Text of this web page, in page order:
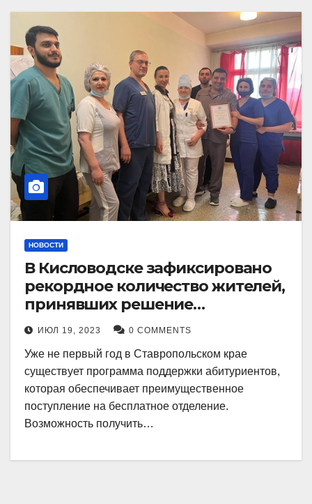
НОВОСТИ
В Кисловодске зафиксировано
рекордное количество жителей,
принявших решение
воспользоваться
установленными мерами, с
целью поступления в
медицинский вуз в районе.
ИЮЛ 19, 2023 0 COMMENTS
Уже не первый год в Ставропольском крае
существует программа поддержки абитуриентов,
которая обеспечивает преимущественное
поступление на бесплатное отделение.
Возможность получить…